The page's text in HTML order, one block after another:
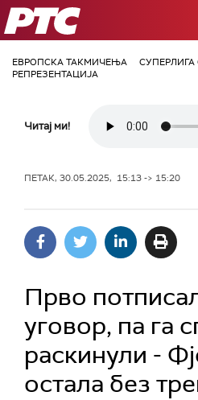
РТС
ЕВРОПСКА ТАКМИЧЕЊА СУПЕРЛИГА
РЕПРЕЗЕНТАЦИЈА
Читај ми!
ПЕТАК, 30.05.2025, 15:13 -> 15:20
Прво
уговор, па га
раскинули -
остала без